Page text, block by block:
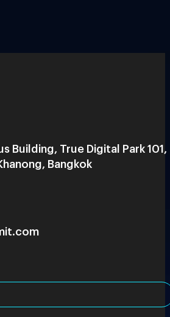
Building, True Digital Park 101,
Bangkok